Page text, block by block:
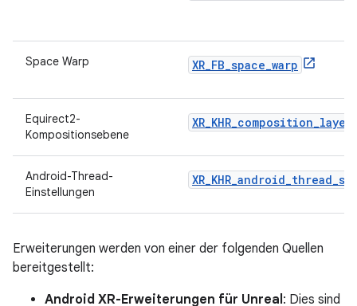
Space Warp XR_FB_space_warp
Equirect2-
Kompositionsebene
Android-Thread-
Einstellungen
Erweiterungen werden von einer der folgenden Quellen
bereitgestellt:
Android XR-Erweiterungen für Unreal: Dies sind